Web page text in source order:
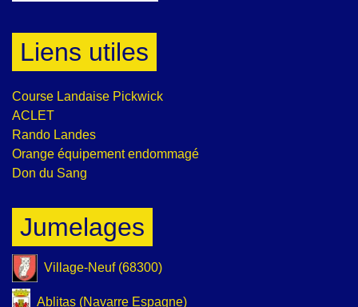
Liens utiles
Course Landaise Pickwick
ACLET
Rando Landes
Orange équipement endommagé
Don du Sang
Jumelages
Village-Neuf (68300)
Ablitas (Navarre Espagne)